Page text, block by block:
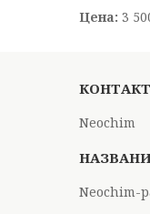
Цена: 3
Neochim
Neochim-